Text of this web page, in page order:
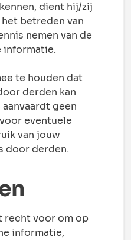
dient hij/zij
betreden van
nemen van de
informatie.
te houden dat
derden kan
geen
eventuele
van jouw
door derden.
recht voor om op
informatie,